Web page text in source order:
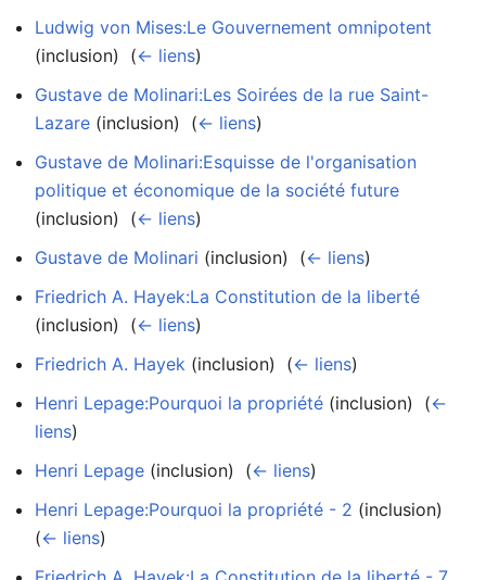
Ludwig von Mises:Le Gouvernement omnipotent
(inclusion) ‎ (← liens)
Gustave de Molinari:Les Soirées de la rue Saint-
Lazare (inclusion) ‎ (← liens)
Gustave de Molinari:Esquisse de l'organisation
politique et économique de la société future
(inclusion) ‎ (← liens)
Gustave de Molinari (inclusion) ‎ (← liens)
Friedrich A. Hayek:La Constitution de la liberté
(inclusion) ‎ (← liens)
Friedrich A. Hayek (inclusion) ‎ (← liens)
Henri Lepage:Pourquoi la propriété (inclusion) ‎ (←
liens)
Henri Lepage (inclusion) ‎ (← liens)
Henri Lepage:Pourquoi la propriété - 2 (inclusion) ‎
(← liens)